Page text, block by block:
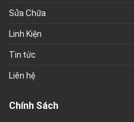
Sửa Chữa
Linh Kiện
Tin tức
Liên hệ
Chính Sách